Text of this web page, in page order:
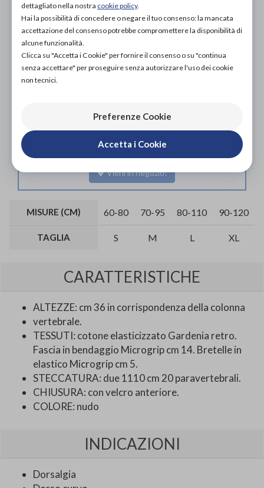
Organizza prova in negozio
specializzato.
Vieni in negozio!
MISURE (CM) 60-80 70-95 80-110 90-120
TAGLIA S M L XL
CARATTERISTICHE
ALTEZZE: cm 36 in corrispondenza della colonna
vertebrale.
TESSUTI: cotone elasticizzato Gardenia retro.
Fascia in bendaggio Microgrip cm 14. Bretelle in
elastico Microgrip cm 5.
STECCATURA: due 1110 cm 20 paravertebrali.
CHIUSURA: con velcro anteriore.
COLORE: nudo
INDICAZIONI
Dorsalgia
dettagliato nella nostra cookie policy.
Hai la possibilità di concedere o negare il tuo consenso: la mancata
accettazione del consenso potrebbe compromettere la disponibilità di
alcune funzionalità.
Clicca su "Accetta i Cookie" per fornire il consenso o su "continua
senza accettare" per proseguire senza autorizzare l'uso dei cookie
non tecnici.
Preferenze Cookie
Accetta i Cookie